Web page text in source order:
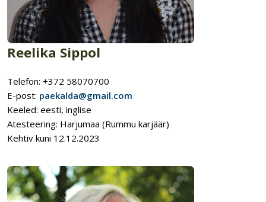
Reelika Sippol
Telefon: +372 58070700
E-post: paekalda@gmail.com
Keeled: eesti, inglise
Atesteering: Harjumaa (Rummu karjäär)
Kehtiv kuni 12.12.2023